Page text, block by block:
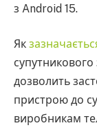
з Android 15.
Як
супутникового
дозволить
пристрою до
виробникам